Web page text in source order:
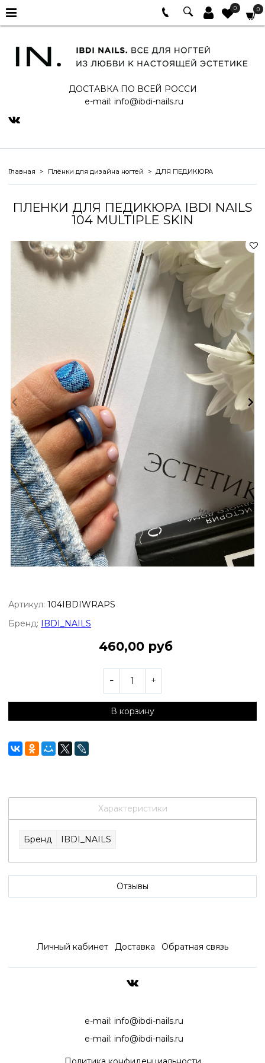
0 0
ДОСТАВКА ПО ВСЕЙ РОССИ
e-mail: info@ibdi-nails.ru
Главная Плёнки для дизайна ногтей ДЛЯ ПЕДИКЮРА
ПЛЕНКИ ДЛЯ ПЕДИКЮРА IBDI NAILS
104 MULTIPLE SKIN
Артикул: 104IBDIWRAPS
Бренд:
IBDI_NAILS
460,00 руб
В корзину
Характеристики
Бренд IBDI_NAILS
Отзывы
Личный кабинет Доставка Обратная связь
e-mail: info@ibdi-nails.ru
e-mail: info@ibdi-nails.ru